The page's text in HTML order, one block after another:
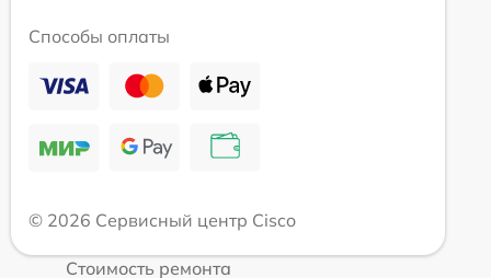
Способы оплаты
© 2026 Сервисный центр Cisco
Стоимость ремонта